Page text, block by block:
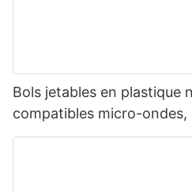
Bols jetables en plastique
compatibles micro-ondes,
salades